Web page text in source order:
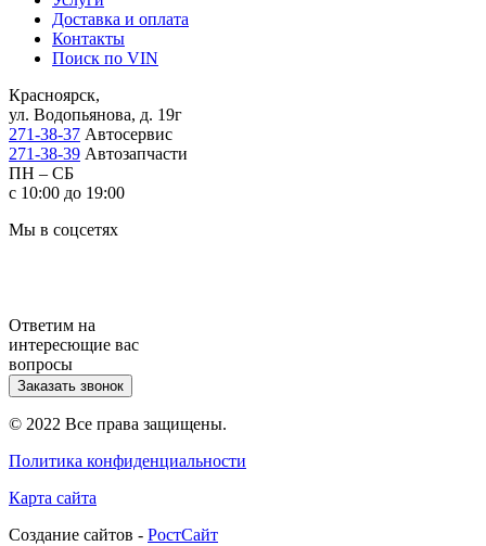
Доставка и оплата
Контакты
Поиск по VIN
Красноярск,
ул. Водопьянова, д. 19г
271-38-37 Автосервис
271-38-39 Автозапчасти
ПН – СБ
с 10:00 до 19:00
Мы в соцсетях
Ответим на
интересющие вас
вопросы
Заказать звонок
© 2022 Все права защищены.
Политика конфиденциальности
Карта сайта
Cоздание сайтов - РостСайт